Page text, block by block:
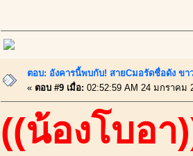
ตอบ: อังคารนี้พบกับ! สายCมอรัดชื่อดัง ขา
« ตอบ #9 เมื่อ: 02:52:59 AM 24 มกราคม
((น้องโบอา